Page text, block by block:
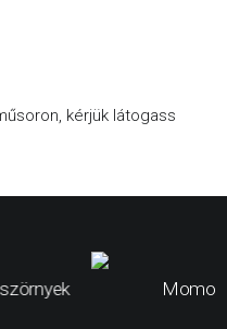
kérjük látogass
Momo